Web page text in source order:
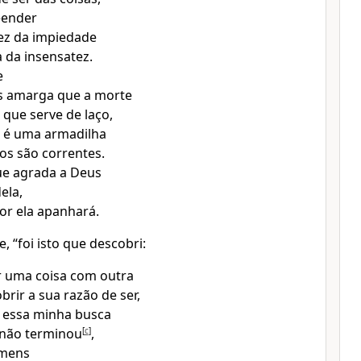
da impiedade
da insensatez.
amarga que a morte
serve de laço,
uma armadilha
são correntes.
agrada a Deus
ela apanhará.
“foi isto que descobri:
coisa com outra
a sua razão de ser,
minha busca
terminou[c],